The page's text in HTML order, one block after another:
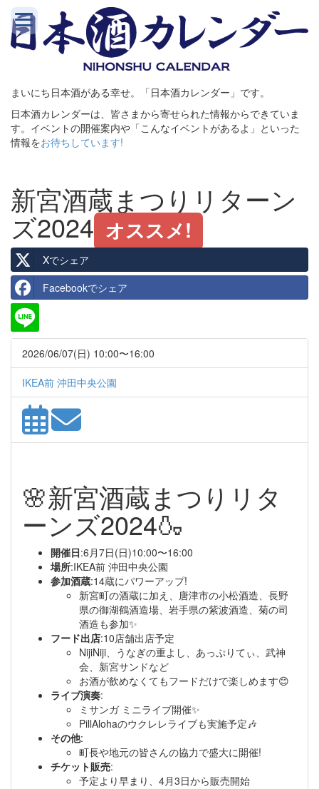
まいにち日本酒がある幸せ。「日本酒カレンダー」です。
日本酒カレンダーは、皆さまから寄せられた情報からできていま
す。イベントの開催案内や「こんなイベントがあるよ」といった
情報をお待ちしています!
新宮酒蔵まつりリターン
ズ2024 オススメ!
Xでシェア
Facebookでシェア
2026/06/07(日) 10:00〜16:00
IKEA前 沖田中央公園
🌸新宮酒蔵まつりリタ
ーンズ2024🍶
開催日:6月7日(日)10:00〜16:00
場所:IKEA前 沖田中央公園
参加酒蔵:14蔵にパワーアップ!
新宮町の酒蔵に加え、唐津市の小松酒造、長野
県の御湖鶴酒造場、岩手県の紫波酒造、菊の司
酒造も参加✨
フード出店:10店舗出店予定
NijiNiji、うなぎの重よし、あっぷりてぃ、武神
会、新宮サンドなど
お酒が飲めなくてもフードだけで楽しめます😊
ライブ演奏:
ミサンガ ミニライブ開催✨
PillAlohaのウクレレライブも実施予定🎶
その他:
町長や地元の皆さんの協力で盛大に開催!
チケット販売:
予定より早まり、4月3日から販売開始